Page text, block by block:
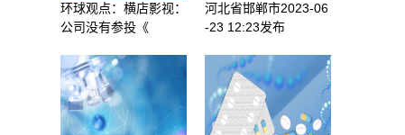
环球观点：横店影视：
公司没有参投《
河北省邯郸市2023-06
-23 12:23发布